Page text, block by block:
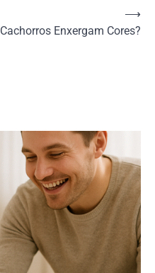
Cachorros Enxergam Cores?
⟶